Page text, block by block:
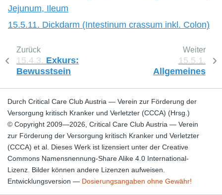
Jejunum, Ileum
15.5.11. Dickdarm (Intestinum crassum inkl. Colon)
Zurück
15.4.3. Exkurs:
Bewusstsein
Weiter
15.5.1.
Allgemeines
Durch Critical Care Club Austria — Verein zur Förderung der
Versorgung kritisch Kranker und Verletzter (CCCA) (Hrsg.)
© Copyright 2009—2026, Critical Care Club Austria — Verein
zur Förderung der Versorgung kritisch Kranker und Verletzter
(CCCA) et al. Dieses Werk ist lizensiert unter der Creative
Commons Namensnennung-Share Alike 4.0 International-
Lizenz. Bilder können andere Lizenzen aufweisen.
Entwicklungsversion — Dosierungsangaben ohne Gewähr!